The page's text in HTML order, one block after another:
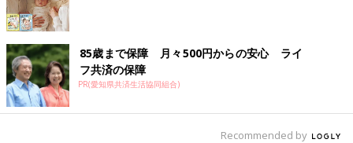
85歳まで保障 月々500円からの安心 ライ
フ共済の保障
PR(愛知県共済生活協同組合)
Recommended by